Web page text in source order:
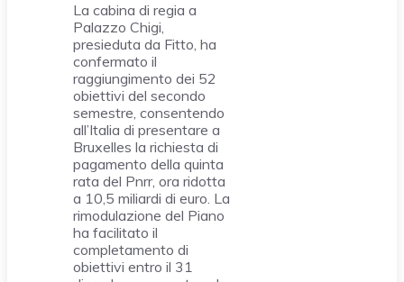
La cabina di regia a
Palazzo Chigi,
presieduta da Fitto, ha
confermato il
raggiungimento dei 52
obiettivi del secondo
semestre, consentendo
all’Italia di presentare a
Bruxelles la richiesta di
pagamento della quinta
rata del Pnrr, ora ridotta
a 10,5 miliardi di euro. La
rimodulazione del Piano
ha facilitato il
completamento di
obiettivi entro il 31